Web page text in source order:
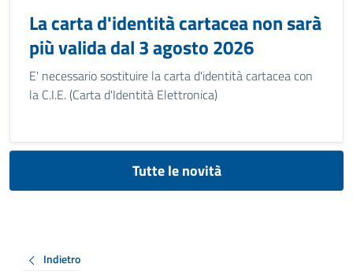
La carta d'identità cartacea non sarà
più valida dal 3 agosto 2026
E' necessario sostituire la carta d'identità cartacea con
la C.I.E. (Carta d'Identità Elettronica)
Tutte le novità
Indietro